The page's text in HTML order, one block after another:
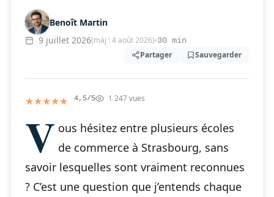
Benoît Martin
9 juillet 2026(màj : 4 août 2026) 30 min
Partager Sauvegarder
★★★★★
★★★★★ 4,5/5 1 247 vues
V ous hésitez entre plusieurs écoles
de commerce à Strasbourg, sans
savoir lesquelles sont vraiment reconnues
? C’est une question que j’entends chaque